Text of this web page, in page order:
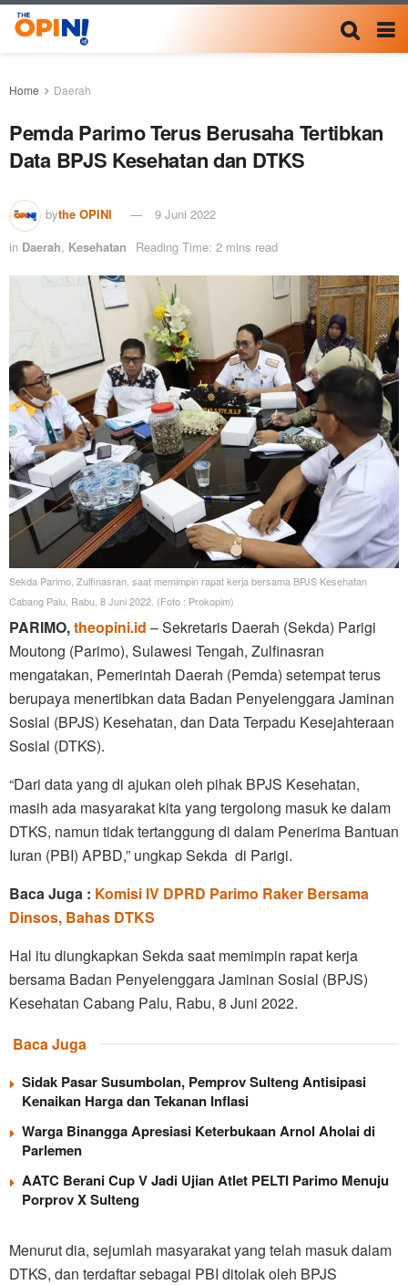
Home Daerah
Pemda Parimo Terus Berusaha Tertibkan
Data BPJS Kesehatan dan DTKS
bythe OPINI
9 Juni 2022
in Daerah, Kesehatan Reading Time: 2 mins read
Sekda Parimo, Zulfinasran, saat memimpin rapat kerja bersama BPJS Kesehatan
Cabang Palu, Rabu, 8 Juni 2022. (Foto : Prokopim)
PARIMO,theopini.id – Sekretaris Daerah (Sekda) Parigi
Moutong (Parimo), Sulawesi Tengah, Zulfinasran
mengatakan, Pemerintah Daerah (Pemda) setempat terus
berupaya menertibkan data Badan Penyelenggara Jaminan
Sosial (BPJS) Kesehatan, dan Data Terpadu Kesejahteraan
Sosial (DTKS).
“Dari data yang di ajukan oleh pihak BPJS Kesehatan,
masih ada masyarakat kita yang tergolong masuk ke dalam
DTKS, namun tidak tertanggung di dalam Penerima Bantuan
Iuran (PBI) APBD,” ungkap Sekda di Parigi.
Baca Juga : Komisi IV DPRD Parimo Raker Bersama
Dinsos, Bahas DTKS
Hal itu diungkapkan Sekda saat memimpin rapat kerja
bersama Badan Penyelenggara Jaminan Sosial (BPJS)
Kesehatan Cabang Palu, Rabu, 8 Juni 2022.
Baca Juga
Sidak Pasar Susumbolan, Pemprov Sulteng Antisipasi
Kenaikan Harga dan Tekanan Inflasi
Warga Binangga Apresiasi Keterbukaan Arnol Aholai di
Parlemen
AATC Berani Cup V Jadi Ujian Atlet PELTI Parimo Menuju
Porprov X Sulteng
Menurut dia, sejumlah masyarakat yang telah masuk dalam
DTKS, dan terdaftar sebagai PBI ditolak oleh BPJS